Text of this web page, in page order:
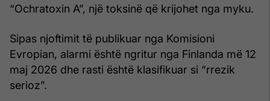
“Ochratoxin A”, një toksinë që krijohet nga myku.
Sipas njoftimit të publikuar nga Komisioni
Evropian, alarmi është ngritur nga Finlanda më 12
maj 2026 dhe rasti është klasifikuar si “rrezik
serioz”.